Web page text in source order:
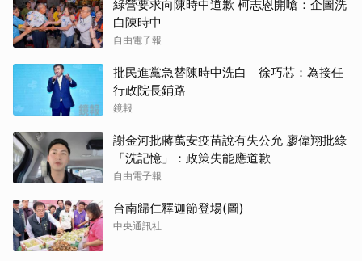
綠營要求向陳時中道歉 柯志恩開嗆：企圖洗
白陳時中
自由電子報
批民進黨急替陳時中洗白 徐巧芯：為接任
行政院長鋪路
鏡報
謝金河批蔣萬安疫苗說有失公允 廖偉翔批綠
「洗記憶」：政策失能應道歉
自由電子報
台南歸仁釋迦節登場(圖)
中央通訊社